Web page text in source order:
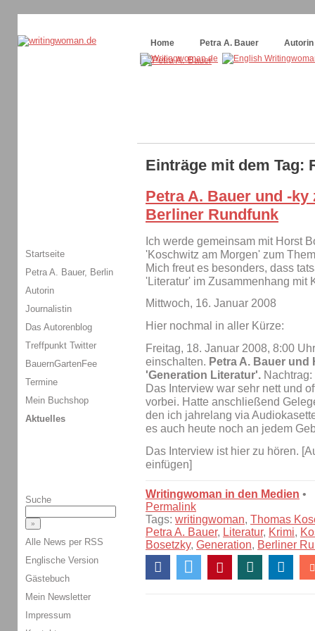
Home
Petra A. Bauer Autorin
Einträge mit dem Tag:
Petra A. Bauer und -
Berliner Rundfunk
Ich werde gemeinsam mit Horst
'Koschwitz am Morgen' zum
Mich freut es besonders, dass
'Literatur' im Zusammenhang mit
Mittwoch, 16. Januar 2008
Hier nochmal in aller Kürze:
Freitag, 18. Januar 2008, 8:00
einschalten. Petra A. Bauer
'Generation Literatur'. Nachtrag:
Das Interview war sehr nett und
vorbei. Hatte anschließend
den ich jahrelang via
es auch heute noch an jedem
Das Interview ist hier zu hören.
einfügen]
Writingwoman in den Medien •
Permalink
Tags: writingwoman, Thomas
Petra A. Bauer, Literatur, Krimi,
Bosetzky, Generation, Berliner
Startseite
Petra A. Bauer, Berlin
Autorin
Journalistin
Das Autorenblog
Treffpunkt Twitter
BauernGartenFee
Termine
Mein Buchshop
Aktuelles
Suche
Alle News per RSS
Englische Version
Gästebuch
Mein Newsletter
Impressum